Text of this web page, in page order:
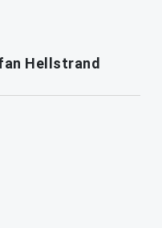
Hellstrand